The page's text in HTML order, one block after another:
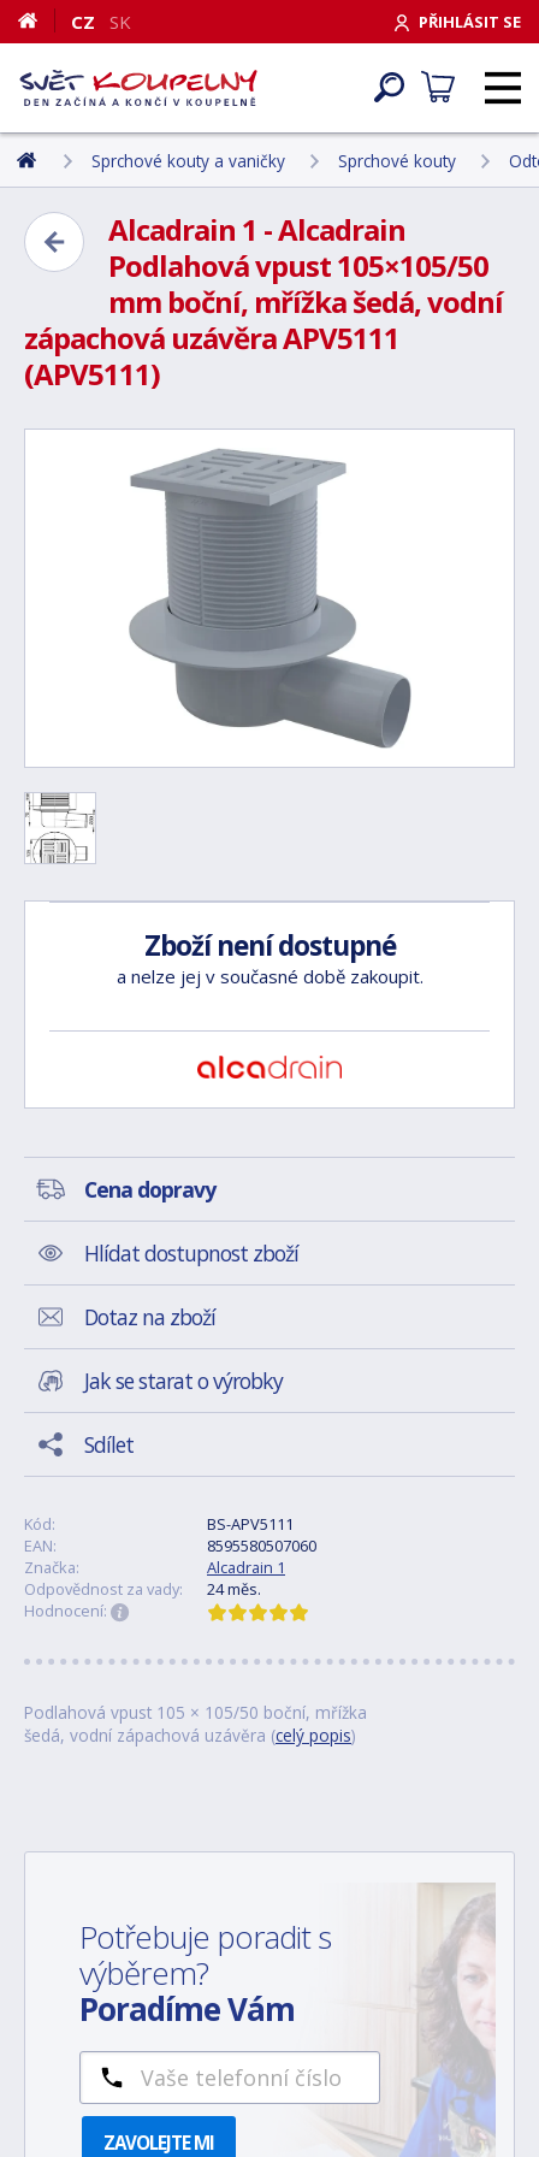
PŘIHLÁSIT SE
CZ SK
Sprchové kouty a vaničky Sprchové kouty
Alcadrain 1 - Alcadrain
Podlahová vpust 105×105/50
mm boční, mřížka šedá, vodní
zápachová uzávěra APV5111
(APV5111)
Zboží není dostupné
a nelze jej v současné době zakoupit.
Cena dopravy
Hlídat dostupnost zboží
Dotaz na zboží
Jak se starat o výrobky
Sdílet
Kód:
BS-APV5111
EAN:
8595580507060
Značka:
Alcadrain 1
Odpovědnost za vady:
24 měs.
Hodnocení:
Podlahová vpust 105 × 105/50 boční, mřížka
šedá, vodní zápachová uzávěra (celý popis)
Potřebuje poradit s
výběrem?
Poradíme Vám
ZAVOLEJTE MI